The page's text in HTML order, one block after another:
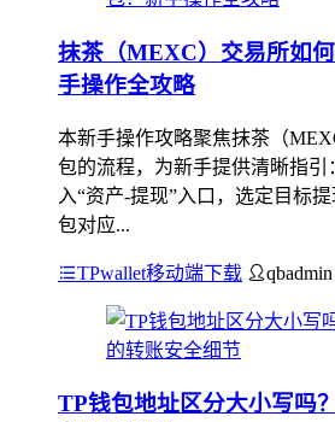
抹茶（MEXC）交易所如
手操作全攻略
本新手操作攻略聚焦抹茶（
包的流程，为新手提供清晰指
入“资产-提现”入口，选定目标
包对应...
TPwallet移动端下载 qbadmin
TP钱包地址区分大小写吗